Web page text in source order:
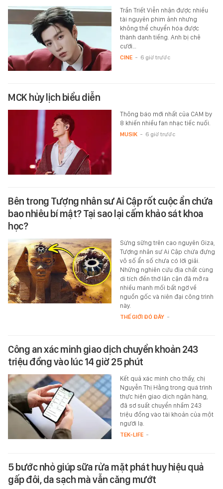
Trần Triết Viễn nhận được nhiều
tài nguyên phim ảnh nhưng
không thể chuyển hóa được
thành danh tiếng. Anh bị chê
cười…
CINE - 6 giờ trước
MCK hủy lịch biểu diễn
Thông báo mới nhất của CAM by
8 khiến nhiều fan nhạc tiếc nuối.
MUSIK - 6 giờ trước
Bên trong Tượng nhân sư Ai Cập rốt cuộc ẩn chứa
bao nhiêu bí mật? Tại sao lại cấm khảo sát khoa
học?
Sừng sững trên cao nguyên Giza,
Tượng nhân sư Ai Cập chứa đựng
vô số ẩn số chưa có lời giải.
Những nghiên cứu địa chất cùng
di tích đền thờ lân cận đã mở ra
nhiều manh mối bất ngờ về
nguồn gốc và niên đại công trình
này.
THẾ GIỚI ĐÓ ĐÂY -
Công an xác minh giao dịch chuyển khoản 243
triệu đồng vào lúc 14 giờ 25 phút
Kết quả xác minh cho thấy, chị
Nguyễn Thị Hằng trong quá trình
thực hiện giao dịch ngân hàng,
đã sơ suất chuyển nhầm 243
triệu đồng vào tài khoản của một
người lạ.
TEK-LIFE -
5 bước nhỏ giúp sữa rửa mặt phát huy hiệu quả
gấp đôi, da sạch mà vẫn căng mướt